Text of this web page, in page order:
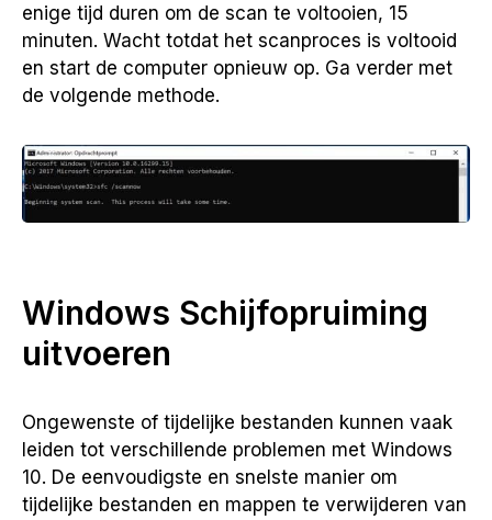
enige tijd duren om de scan te voltooien, 15
minuten. Wacht totdat het scanproces is voltooid
en start de computer opnieuw op. Ga verder met
de volgende methode.
Windows Schijfopruiming
uitvoeren
Ongewenste of tijdelijke bestanden kunnen vaak
leiden tot verschillende problemen met Windows
10. De eenvoudigste en snelste manier om
tijdelijke bestanden en mappen te verwijderen van